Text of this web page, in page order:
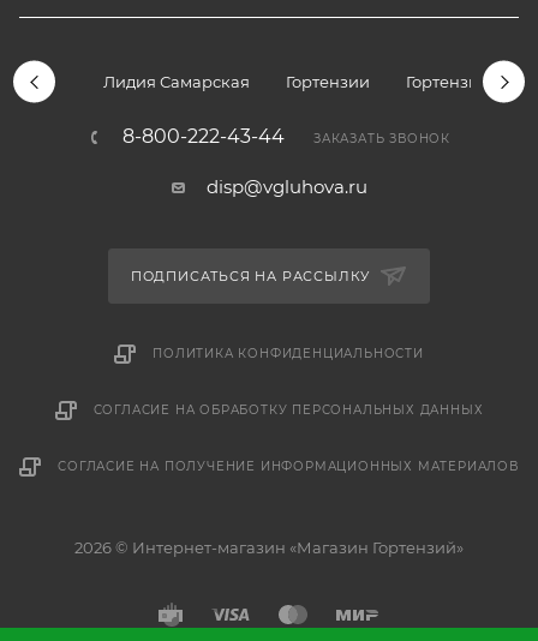
Лидия Самарская Гортензии Гортензии
8-800-222-43-44 ЗАКАЗАТЬ ЗВОНОК
disp@vgluhova.ru
ПОДПИСАТЬСЯ НА РАССЫЛКУ
ПОЛИТИКА КОНФИДЕНЦИАЛЬНОСТИ
СОГЛАСИЕ НА ОБРАБОТКУ ПЕРСОНАЛЬНЫХ ДАННЫХ
СОГЛАСИЕ НА ПОЛУЧЕНИЕ ИНФОРМАЦИОННЫХ МАТЕРИАЛОВ
2026 © Интернет-магазин «Магазин Гортензий»